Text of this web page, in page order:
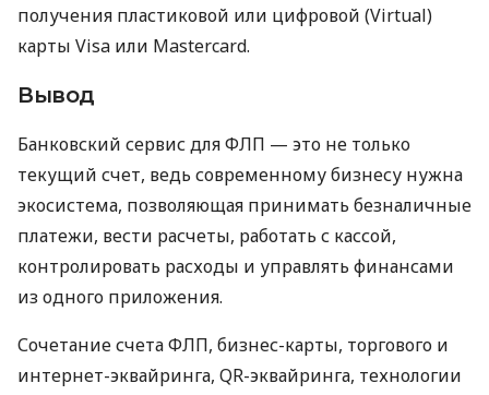
получения пластиковой или цифровой (Virtual)
карты Visa или Mastercard.
Вывод
Банковский сервис для ФЛП — это не только
текущий счет, ведь современному бизнесу нужна
экосистема, позволяющая принимать безналичные
платежи, вести расчеты, работать с кассой,
контролировать расходы и управлять финансами
из одного приложения.
Сочетание счета ФЛП, бизнес-карты, торгового и
интернет-эквайринга, QR-эквайринга, технологии